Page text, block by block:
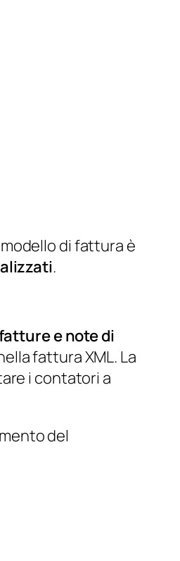
di fattura è
.
e note di
fattura XML. La
i contatori a
del